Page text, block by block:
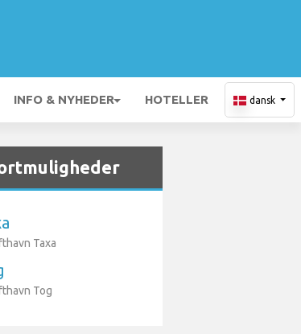
INFO & NYHEDER HOTELLER dansk
Taxa
Tog